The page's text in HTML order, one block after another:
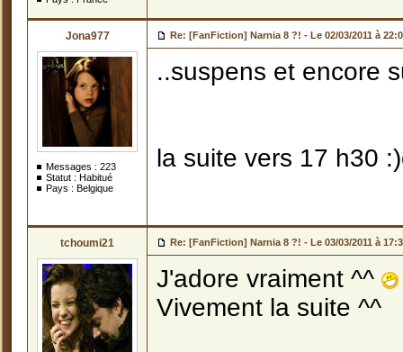
Jona977
Messages : 223
Statut : Habitué
Pays : Belgique
Re: [FanFiction] Narnia 8 ?! - Le 02/03/2011 à
..suspens et encore
la suite vers 17 h30
tchoumi21 Re: [FanFiction] Narnia 8 ?! - Le 03/03/2011 à
J'adore vraiment ^^
Vivement la suite ^^